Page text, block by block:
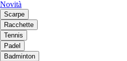
Novità
Scarpe
Racchette
Tennis
Padel
Badminton